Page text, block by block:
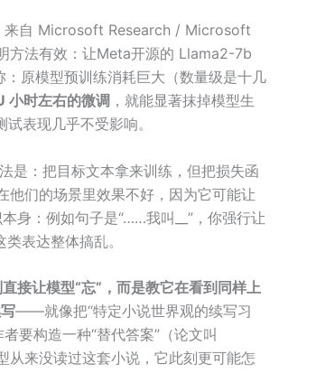
来自 Microsoft Research / Microsoft
方法有效：让Meta开源的 Llama2-7b
：原模型预训练消耗巨大（数量级是十几
小时左右的微调 ，就能显著抹掉模型生
表现几乎不受影响。
是：把目标文本拿来训练，但把损失函
他们的场景里效果不好，因为它可能让
身：例如句子是“……我叫__”，你强行让
表达整体搞乱。
直接让模型“忘”，而是教它在看到同样上
——就像把“特定小说世界观的续写习
要构造一种“替代答案”（论文叫
从来没读过这套小说，它此刻更可能怎